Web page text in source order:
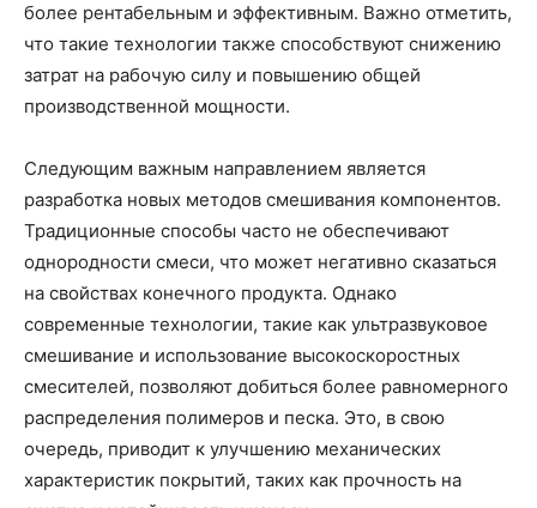
более рентабельным и эффективным. Важно отметить,
что такие технологии также способствуют снижению
затрат на рабочую силу и повышению общей
производственной мощности.
Следующим важным направлением является
разработка новых методов смешивания компонентов.
Традиционные способы часто не обеспечивают
однородности смеси, что может негативно сказаться
на свойствах конечного продукта. Однако
современные технологии, такие как ультразвуковое
смешивание и использование высокоскоростных
смесителей, позволяют добиться более равномерного
распределения полимеров и песка. Это, в свою
очередь, приводит к улучшению механических
характеристик покрытий, таких как прочность на